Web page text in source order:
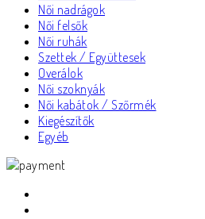
Női nadrágok
Női felsők
Női ruhák
Szettek / Együttesek
Overálok
Női szoknyák
Női kabátok / Szőrmék
Kiegészítők
Egyéb